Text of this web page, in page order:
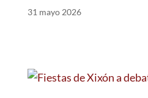
31 mayo 2026